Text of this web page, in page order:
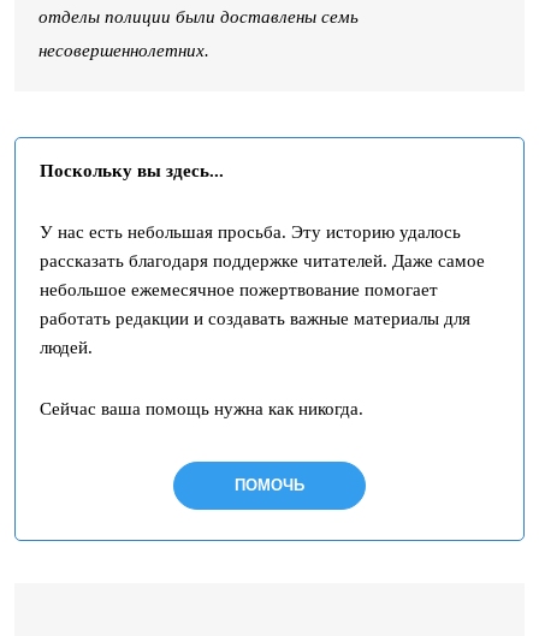
отделы полиции были доставлены семь
несовершеннолетних.
Поскольку вы здесь...
У нас есть небольшая просьба. Эту историю удалось
рассказать благодаря поддержке читателей. Даже самое
небольшое ежемесячное пожертвование помогает
работать редакции и создавать важные материалы для
людей.
Сейчас ваша помощь нужна как никогда.
ПОМОЧЬ